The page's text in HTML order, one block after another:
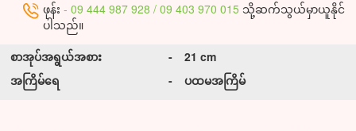
ဖုန်း- 09 444 987 928 / 09 403 970 015 သို့ဆက်သွယ်မှာယူနိုင်
ပါသည်။
စာအုပ်အရွယ်အစား
-
အကြိမ်ရေ
-
21 cm
ပထမအကြိမ်